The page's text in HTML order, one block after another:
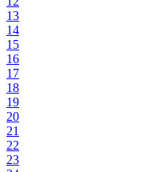
13
14
15
16
17
18
19
20
21
22
23